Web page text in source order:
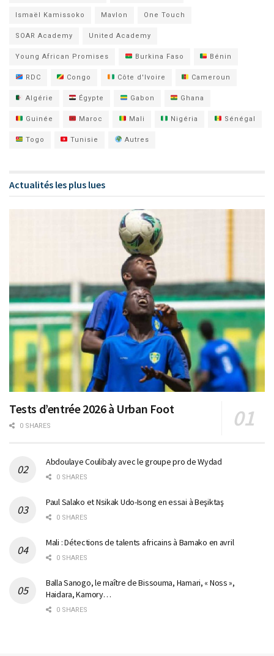
Ismaël Kamissoko Mavlon One Touch
SOAR Academy United Academy
Young African Promises Burkina Faso Bénin
RDC Congo Côte d'Ivoire Cameroun
Algérie Égypte Gabon Ghana
Guinée Maroc Mali Nigéria Sénégal
Togo Tunisie Autres
Actualités les plus lues
Tests d’entrée 2026 à Urban Foot
0 SHARES
Abdoulaye Coulibaly avec le groupe pro de Wydad
0 SHARES
Paul Salako et Nsikak Udo-Isong en essai à Beşiktaş
0 SHARES
Mali : Détections de talents africains à Bamako en avril
0 SHARES
Balla Sanogo, le maître de Bissouma, Hamari, « Noss »,
Haidara, Kamory…
0 SHARES